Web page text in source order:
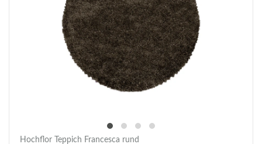
Hochflor Teppich Francesca rund